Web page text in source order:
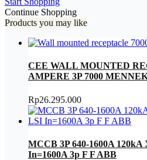
Continue Shopping
Products you may like
CEE WALL MOUNTED
AMPERE 3P 7000
Rp26.295.000
MCCB 3P 640-1600A
In=1600A 3p F F ABB